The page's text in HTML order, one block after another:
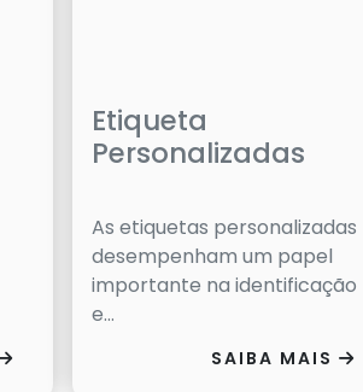
Etiqueta
Personalizadas
As etiquetas personalizadas
desempenham um papel
importante na identificação
e...
SAIBA MAIS